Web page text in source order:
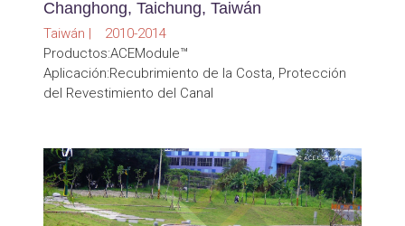
Changhong, Taichung, Taiwán
Taiwán | 2010-2014
Productos:ACEModule™
Aplicación:Recubrimiento de la Costa, Protección
del Revestimiento del Canal